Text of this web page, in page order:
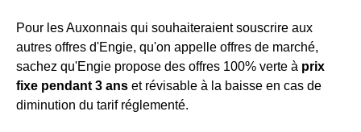
Pour les Auxonnais qui souhaiteraient souscrire aux
autres offres d'Engie, qu'on appelle offres de marché,
sachez qu'Engie propose des offres 100% verte à prix
fixe pendant 3 ans et révisable à la baisse en cas de
diminution du tarif réglementé.